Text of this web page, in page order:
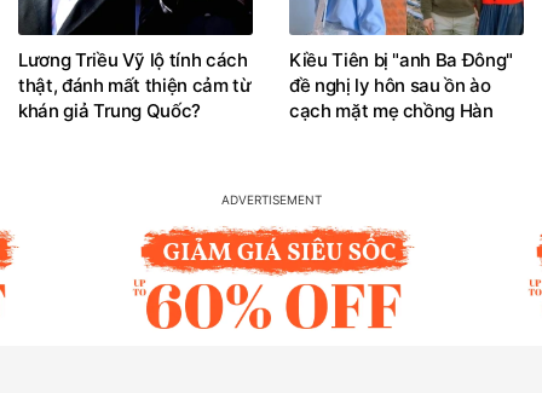
Lương Triều Vỹ lộ tính cách
thật, đánh mất thiện cảm từ
khán giả Trung Quốc?
Kiều Tiên bị "anh Ba Đông"
đề nghị ly hôn sau ồn ào
cạch mặt mẹ chồng Hàn